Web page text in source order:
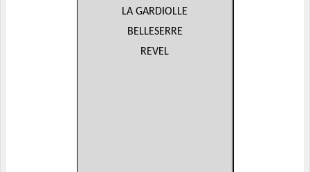
LA GARDIOLLE
BELLESERRE
REVEL